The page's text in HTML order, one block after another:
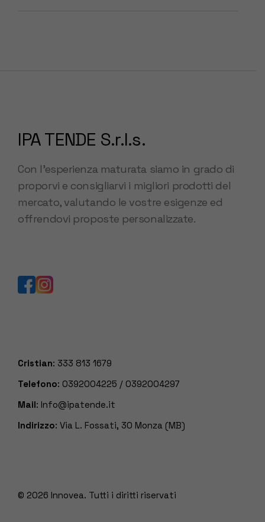
IPA TENDE S.r.l.s.
Con l’esperienza maturata siamo in grado di
proporvi e consigliarvi i migliori prodotti del
mercato, valutando le vostre esigenze ed
offrendovi proposte personalizzate.
Cristian: 333 813 1679
Telefono: 0392004225 / 0392004297
Mail: Info@ipatende.it
Indirizzo: Via L. Fossati, 30 Monza (MB)
© 2026 Innovea. Tutti i diritti riservati